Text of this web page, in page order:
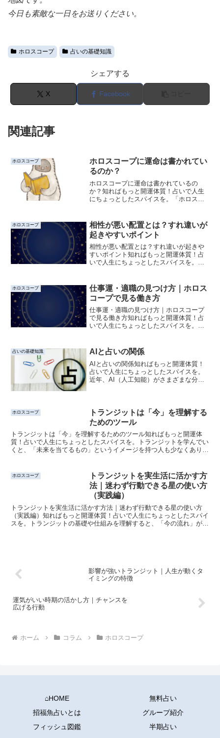
今日も素敵な一日をお送りください。
ホロスコープ 占いの基礎知識
シェアする
X Facebook
関連記事
ホロスコープ
ホロスコープに運命は書かれてい
るのか？
ホロスコープに運命は書かれているの
か？知ればもっと開運体質！占いで人生
にちょっとしたスパイスを。「ホロスコ
ら、一度はそんな疑問を抱いたことがあ
るかもしれません。実際にホ...
ホロスコープ
相性が悪い配置とは？すれ違いが
起きやすいポイント
相性が悪い配置とは？すれ違いが起きや
すいポイント知ればもっと開運体質！占
いで人生にちょっとしたスパイスを。シ
るかもしれません。しかし実際には、完
全に「悪い相性」というも...
ホロスコープ
仕事運・適職の見つけ方｜ホロス
コープで見る働き方
仕事運・適職の見つけ方｜ホロスコープ
で見る働き方知ればもっと開運体質！占
いで人生にちょっとしたスパイスを。
かな…」そんなふうに考えたことはあり
ませんか？ホロスコープでは、...
占いの基礎知識 AIと占いの関係
AIと占いの関係知ればもっと開運体質！
占いで人生にちょっとしたスパイスを。
近年、AI（人工知能）がさまざまな分野
どう変えるの？」...
ホロスコープ
トランジットは「今」を理解する
ためのツール
トランジットは「今」を理解するためのツール知ればもっと開運体
質！占いで人生にちょっとしたスパイスを。トランジットを学んでい
くと、「未来を当てるもの」というイメージを持つ人も少なくありま
ホロスコープ
トランジットを実生活に活かす方
法｜迷わず行動できる星の使い方
（実践編）
トランジットを実生活に活かす方法｜迷わず行動できる星の使い方
（実践編）知ればもっと開運体質！占いで人生にちょっとしたスパイ
スを。トランジットの基礎や仕組みを理解すると、「今の流れ」が少
影響が強いトランジット｜人生が動くタ
イミングの特徴
運気がいい時期の活かし方｜チャンスを
広げる行動
ホーム コラム ホロスコープ
⌂HOME
無料占い
招福魚占いとは
グループ紹介
フィッシュ図鑑
半期占い